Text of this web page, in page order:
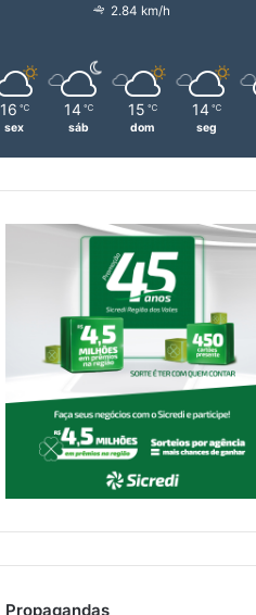
2.84 km/h
16 ℃
sex
14 ℃
sáb
15 ℃
dom
14 ℃
seg
Propagandas